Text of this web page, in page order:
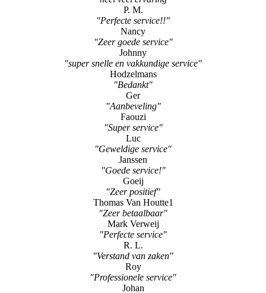
P. M.
"Perfecte service!!"
Nancy
"Zeer goede service"
Johnny
"super snelle en vakkundige service"
Hodzelmans
"Bedankt"
Ger
"Aanbeveling"
Faouzi
"Super service"
Luc
"Geweldige service"
Janssen
"Goede service!"
Goeij
"Zeer positief"
Thomas Van Houtte1
"Zeer betaalbaar"
Mark Verweij
"Perfecte service"
R. L.
"Verstand van zaken"
Roy
"Professionele service"
Johan